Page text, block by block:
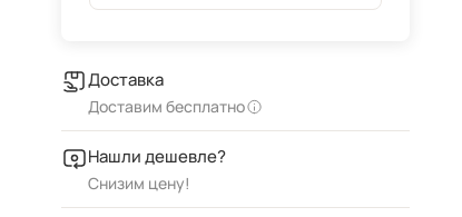
Доставка
Доставим бесплатно
Нашли дешевле?
Снизим цену!